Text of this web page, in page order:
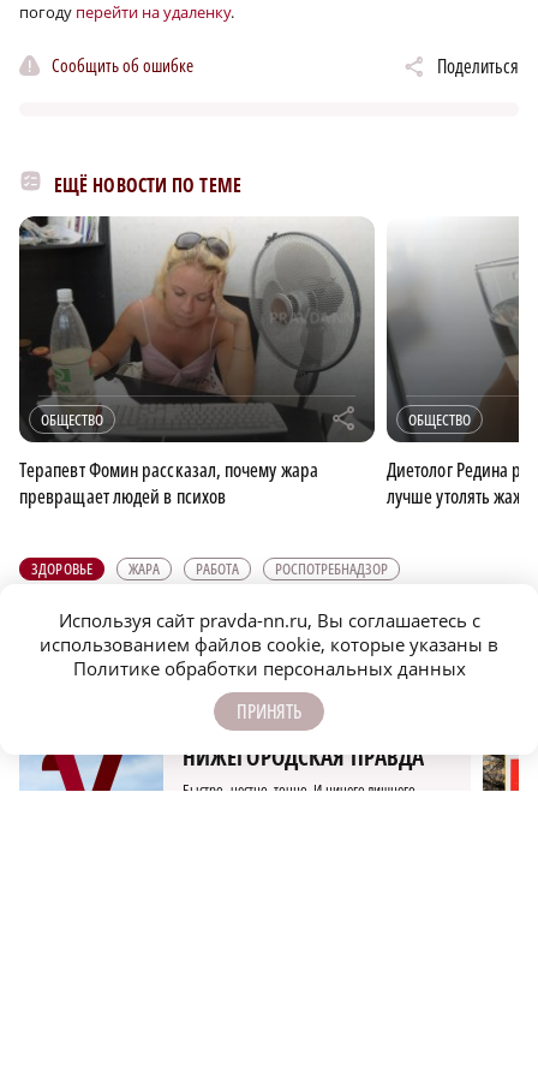
погоду перейти на удаленку.
Сообщить об ошибке Поделиться
ЕЩЁ НОВОСТИ ПО ТЕМЕ
ОБЩЕСТВО r
Терапевт Фомин рассказал, почему жара
превращает людей в психов
ОБЩЕСТВО
Диетолог Редина
лучше утолять
ЗДОРОВЬЕ ЖАРА РАБОТА РОСПОТРЕБНАДЗОР
ПОДПИСЫВАЙТЕСЬ НА НАШИ
КАНАЛЫ В MAX И TELEGRAM:
НИЖЕГОРОДСКАЯ ПРАВДА
Быстро, честно, точно. И ничего лишнего
Используя сайт pravda-nn.ru, Вы соглашаетесь с
использованием файлов cookie, которые указаны в
Политике обработки персональных данных
ПРИНЯТЬ